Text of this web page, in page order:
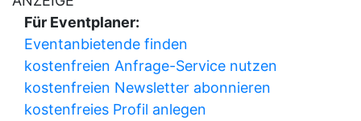
Für Eventplaner:
Eventanbietende finden
kostenfreien Anfrage-Service nutzen
kostenfreien Newsletter abonnieren
kostenfreies Profil anlegen